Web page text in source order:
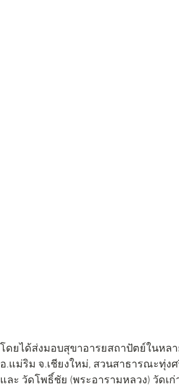
โดยได้ส่งมอบสุขาอารยสถาปัตย์ในหล
อ.แม่ริม จ.เชียงใหม่, สวนสาธารณะทุ่ง
และ วัดโพธิ์ชัย (พระอารามหลวง) วัดเ